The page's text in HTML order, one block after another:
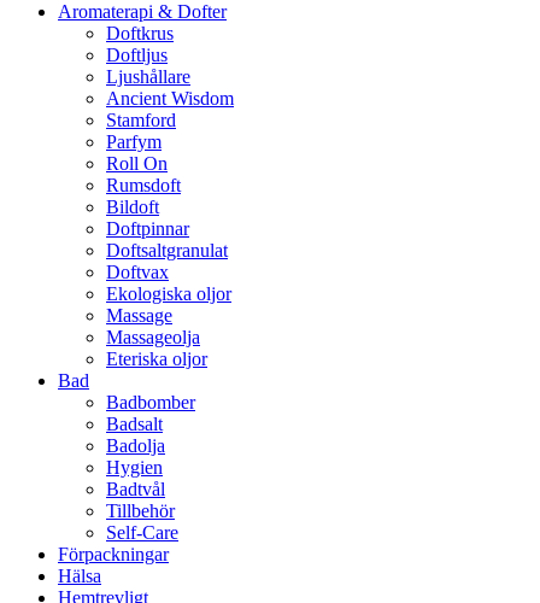
Aromaterapi & Dofter
Doftkrus
Doftljus
Ljushållare
Ancient Wisdom
Stamford
Parfym
Roll On
Rumsdoft
Bildoft
Doftpinnar
Doftsaltgranulat
Doftvax
Ekologiska oljor
Massage
Massageolja
Eteriska oljor
Bad
Badbomber
Badsalt
Badolja
Hygien
Badtvål
Tillbehör
Self-Care
Förpackningar
Hälsa
Hemtrevligt